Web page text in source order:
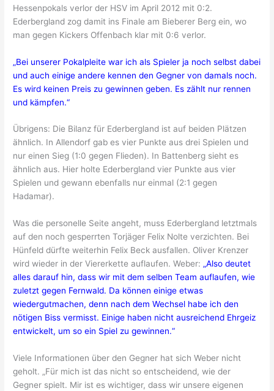
Hessenpokals verlor der HSV im April 2012 mit 0:2.
Ederbergland zog damit ins Finale am Bieberer Berg ein, wo
man gegen Kickers Offenbach klar mit 0:6 verlor.
„Bei unserer Pokalpleite war ich als Spieler ja noch selbst dabei
und auch einige andere kennen den Gegner von damals noch.
Es wird keinen Preis zu gewinnen geben. Es zählt nur rennen
und kämpfen.“
Übrigens: Die Bilanz für Ederbergland ist auf beiden Plätzen
ähnlich. In Allendorf gab es vier Punkte aus drei Spielen und
nur einen Sieg (1:0 gegen Flieden). In Battenberg sieht es
ähnlich aus. Hier holte Ederbergland vier Punkte aus vier
Spielen und gewann ebenfalls nur einmal (2:1 gegen
Hadamar).
Was die personelle Seite angeht, muss Ederbergland letztmals
auf den noch gesperrten Torjäger Felix Nolte verzichten. Bei
Hünfeld dürfte weiterhin Felix Beck ausfallen. Oliver Krenzer
wird wieder in der Viererkette auflaufen. Weber: „Also deutet
alles darauf hin, dass wir mit dem selben Team auflaufen, wie
zuletzt gegen Fernwald. Da können einige etwas
wiedergutmachen, denn nach dem Wechsel habe ich den
nötigen Biss vermisst. Einige haben nicht ausreichend Ehrgeiz
entwickelt, um so ein Spiel zu gewinnen.“
Viele Informationen über den Gegner hat sich Weber nicht
geholt. „Für mich ist das nicht so entscheidend, wie der
Gegner spielt. Mir ist es wichtiger, dass wir unsere eigenen